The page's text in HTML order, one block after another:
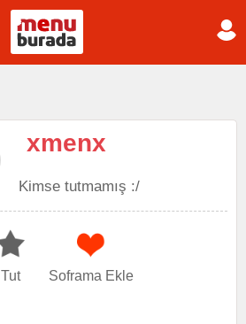
xmenx
Kimse tutmamış :/
Tut Soframa Ekle